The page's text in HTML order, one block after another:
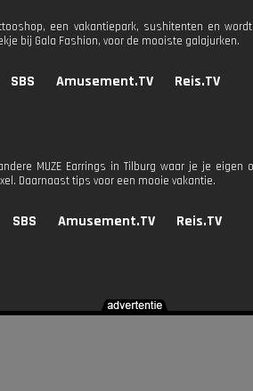
een vakantiepark, sushitenten en
bij Gala Fashion, voor de mooiste galajurken.
SBS Amusement.TV Reis.TV
MUZE Earrings in Tilburg waar je je
Daarnaast tips voor een mooie vakantie.
SBS Amusement.TV Reis.TV